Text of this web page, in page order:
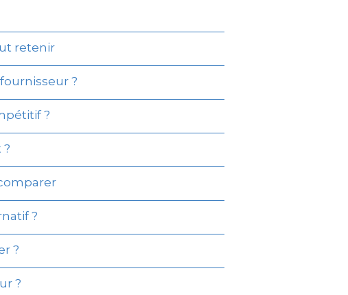
retenir
?
?
?
?
?